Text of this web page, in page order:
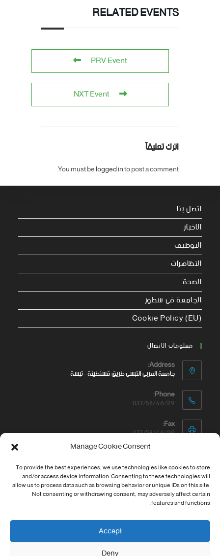
Manage Cookie Consent
To provide the best experiences, we use technologies like cookies to store
and/or access device information. Consenting to these technologies will
allow us to process data such as browsing behavior or unique IDs on this site.
Not consenting or withdrawing consent, may adversely affect certain
features and functions.
Accept
RELATED EVENTS
PRV Event
NXT Event
اترك تعليقاً
You must belogged into post a comment.
اتصل بنا
الاخبار
التوظيف
التظاهرات
الصحة
الجامعة في سطور
Cookie Policy (EU)
معلومات الاتصال
Address:
جامعة العربي التبسي طريق قسنطينة - تبسة
Phone:
037/58/46/29
Fax:
037/58/46/29
contact@univ-tebessa.dz
Website:
الموقع الرسمي لجامعة العربي التبسي
تابعنا على موافع التواصل